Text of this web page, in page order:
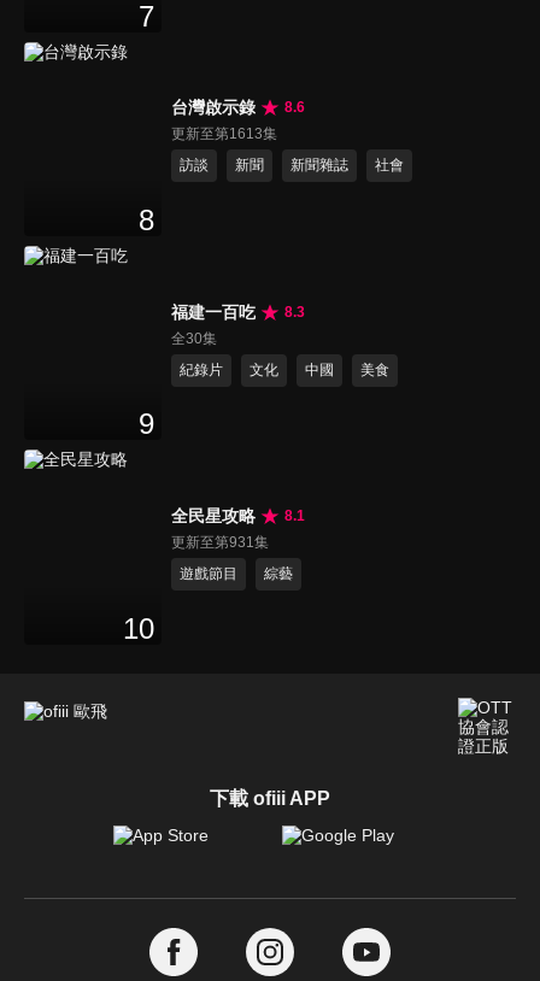
7
8
台灣啟示錄
8.6
更新至第1613集
訪談
新聞 新聞雜誌 社會
9
福建一百吃
8.3
全30集
紀錄片
文化 中國 美食
10
全民星攻略
8.1
更新至第931集
遊戲節目
綜藝
下載 ofiii APP